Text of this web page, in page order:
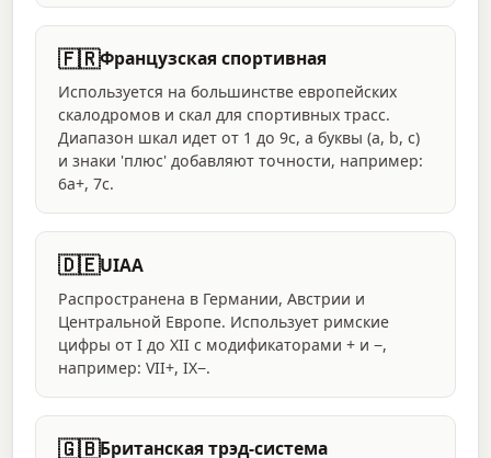
🇫🇷Французская спортивная
Используется на большинстве европейских
скалодромов и скал для спортивных трасс.
Диапазон шкал идет от 1 до 9c, а буквы (a, b, c)
и знаки 'плюс' добавляют точности, например:
6a+, 7c.
🇩🇪UIAA
Распространена в Германии, Австрии и
Центральной Европе. Использует римские
цифры от I до XII с модификаторами + и −,
например: VII+, IX−.
🇬🇧Британская трэд-система